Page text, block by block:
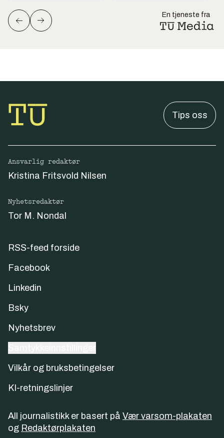
En tjeneste fra
Tips oss
Ansvarlig redaktør
Kristina Fritsvold Nilsen
Nyhetsredaktør
Tor M. Nondal
RSS-feed forside
Facebook
Linkedin
Bsky
Nyhetsbrev
Vilkår og bruksbetingelser
KI-retningslinjer
All journalistikk er basert på Vær varsom-plakaten
og Redaktørplakaten